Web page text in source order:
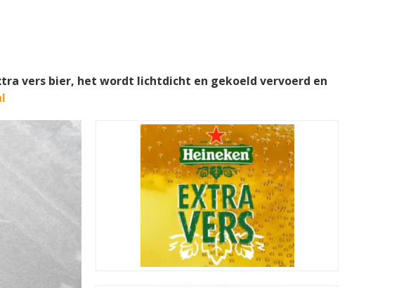
vers bier, het wordt lichtdicht en gekoeld vervoerd en